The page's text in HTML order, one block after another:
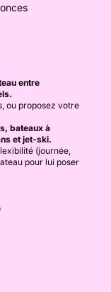
entre
ou proposez votre
bateaux à
et jet-ski.
(journée,
pour lui poser